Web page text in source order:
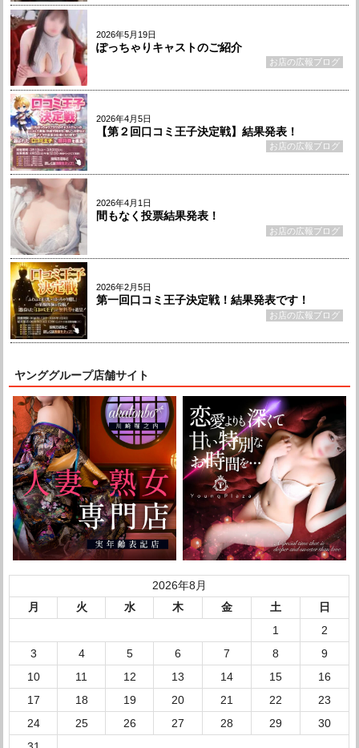
2026年5月19日
ぽっちゃりキャストのご紹介
お店の広報ブログ
2026年4月5日
【第２回口コミ王子決定戦】結果発表！
お店の広報ブログ
2026年4月1日
間もなく投票結果発表！
お店の広報ブログ
2026年2月5日
第一回口コミ王子決定戦！結果発表です！
お店の広報ブログ
ヤンググループ店舗サイト
2026年8月
月
火 水 木 金 土
日
1
2
3
4 5 6 7 8
9
10
11 12 13 14 15
16
17
18 19 20 21 22
23
24
25 26 27 28 29
30